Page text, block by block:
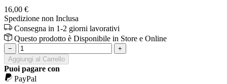
16,00 €
Spedizione non Inclusa
Consegna in 1-2 giorni lavorativi
Questo prodotto è Disponibile in Store e Online
−
+
Aggiungi al Carrello
Puoi pagare con
PayPal